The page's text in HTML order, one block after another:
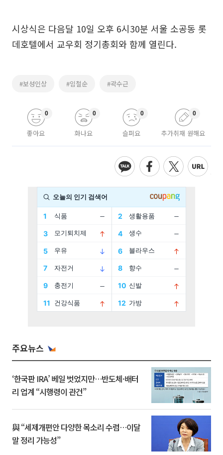
시상식은 다음달 10일 오후 6시30분 서울 소공동 롯
데호텔에서 교우회 정기총회와 함께 열린다.
#보성인상 #임철순 #곽수근
좋아요
0
화나요
0
슬퍼요
0
추가취재 원해요
0
주요뉴스
‘한국판 IRA’ 베일 벗었지만…반도체·배터
리 업계 “시행령이 관건”
與 “세제개편안 다양한 목소리 수렴…이달
말 정리 가능성”